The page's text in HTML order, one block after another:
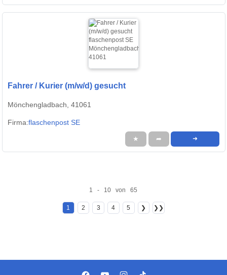
Fahrer / Kurier (m/w/d) gesucht
Mönchengladbach, 41061
Firma:flaschenpost SE
★ ➦ ➜
1 - 10 von 65
1 2 3 4 5 ❯ ❯❯